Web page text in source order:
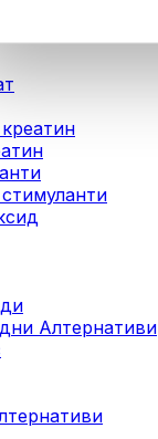
Алтернативи